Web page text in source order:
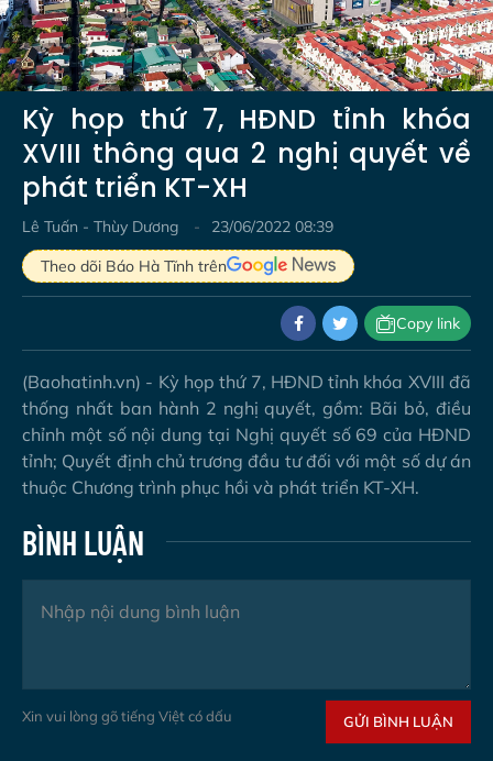
Video
Kỳ họp thứ 7, HĐND tỉnh khóa
XVIII thông qua 2 nghị quyết về
phát triển KT-XH
Lê Tuấn - Thùy Dương
23/06/2022 08:39
Theo dõi Báo Hà Tĩnh trên
Copy link
(Baohatinh.vn) - Kỳ họp thứ 7, HĐND tỉnh khóa XVIII đã
thống nhất ban hành 2 nghị quyết, gồm: Bãi bỏ, điều
chỉnh một số nội dung tại Nghị quyết số 69 của HĐND
tỉnh; Quyết định chủ trương đầu tư đối với một số dự án
thuộc Chương trình phục hồi và phát triển KT-XH.
BÌNH LUẬN
Xin vui lòng gõ tiếng Việt có dấu GỬI BÌNH LUẬN